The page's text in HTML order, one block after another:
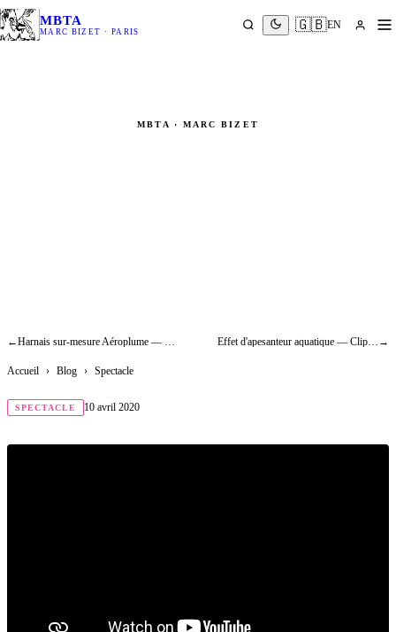
MBTA
MARC BIZET · PARIS 🇬🇧EN
MBTA · MARC BIZET
← Effet d'apesanteur aquatique — Clip Look at Them de Jeanne Added →
Accueil › Blog › Spectacle
SPECTACLE 10 avril 2020